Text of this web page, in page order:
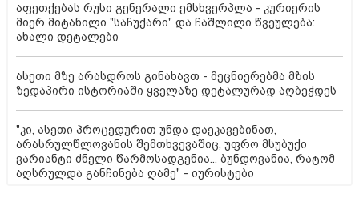
აფეთქებას რუსი გენერალი ემსხვერპლა - კურიერის
მიერ მიტანილი "საჩუქარი" და ჩაშლილი წვეულება:
ახალი დეტალები
ასეთი მზე არასდროს გინახავთ - მეცნიერებმა მზის
ზედაპირი ისტორიაში ყველაზე დეტალურად აღბეჭდეს
"კი, ასეთი პროცედურით უნდა დაეკავებინათ,
არასრულწლოვანის შემთხვევაშიც, უფრო მსუბუქი
ვარიანტი ძნელი წარმოსადგენია... ბუნდოვანია, რატომ
აღსრულდა განჩინება ღამე" - იურისტები